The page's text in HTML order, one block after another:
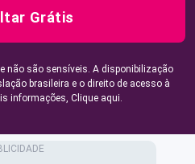
Grátis
não são sensíveis. A disponibilização
brasileira e o direito de acesso à
informações, Clique aqui.